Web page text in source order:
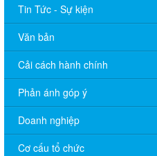
Tin Tức - Sự kiện
Văn bản
Cải cách hành chính
Phản ánh góp ý
Doanh nghiệp
Cơ cấu tổ chức